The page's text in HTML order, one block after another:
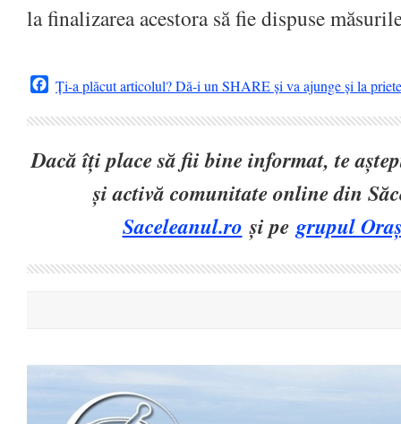
la finalizarea acestora să fie dispuse
Facebook
Ți-a plăcut articolul? Dă-i un SHARE și va ajunge și la
Dacă îți place să fii bine informat, te
și activă comunitate online din
Saceleanul.ro și pegrupul